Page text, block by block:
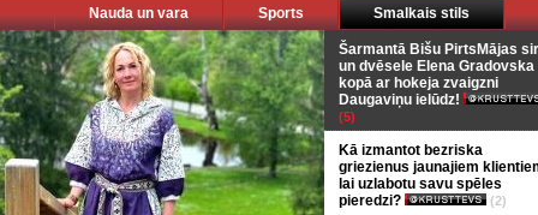
Nauda un vara Sports Smalkais stils
Šarmantā Bišu PirtsMājas
un dvēsele Elena Gradovska
kopā ar hokeja zvaigzni
Daugaviņu ielūdz!
(5)
Kā izmantot bezriska
griezienus jaunajiem
lai uzlabotu savu spēles
pieredzi?
(2)